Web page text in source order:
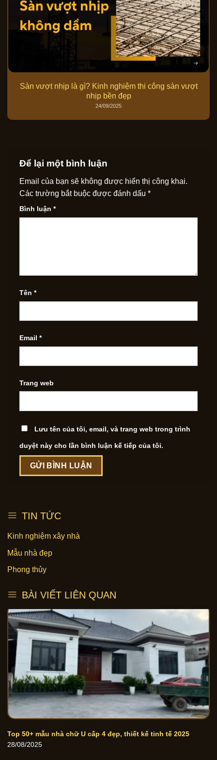
Sàn vượt nhịp là gì? Kinh nghiệm thi công sàn vượt
nhịp bền đẹp
24/09/2025
Để lại một bình luận
Email của bạn sẽ không được hiển thị công khai.
Các trường bắt buộc được đánh dấu *
Bình luận *
Tên *
Email *
Trang web
Lưu tên của tôi, email, và trang web trong trình
duyệt này cho lần bình luận kế tiếp của tôi.
TIN TỨC
Kinh nghiệm xây nhà
Mẫu nhà đẹp
Phong thủy
BÀI VIẾT LIÊN QUAN
Top 50+ mẫu nhà chữ U cấp 4 đẹp, thiết kế tinh tế 2025
28/08/2025